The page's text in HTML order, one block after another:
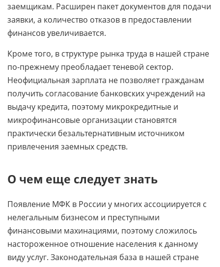
заемщикам. Расширен пакет документов для подачи
заявки, а количество отказов в предоставлении
финансов увеличивается.
Кроме того, в структуре рынка труда в нашей стране
по-прежнему преобладает теневой сектор.
Неофициальная зарплата не позволяет гражданам
получить согласование банковских учреждений на
выдачу кредита, поэтому микрокредитные и
микрофинансовые организации становятся
практически безальтернативным источником
привлечения заемных средств.
О чем еще следует знать
Появление МФК в России у многих ассоциируется с
нелегальным бизнесом и преступными
финансовыми махинациями, поэтому сложилось
настороженное отношение населения к данному
виду услуг. Законодательная база в нашей стране